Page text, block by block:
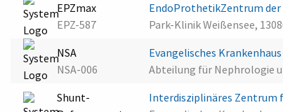
EPZmax
EPZ-587
EndoProthetikZentrum der
Park-Klinik Weißensee,
NSA
NSA-006
Evangelisches
Abteilung für Nephrologie
Shunt-
Interdisziplinäres Zentrum